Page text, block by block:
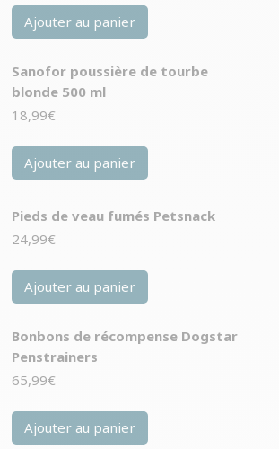
Ajouter au panier
Sanofor poussière de tourbe
blonde 500 ml
18,99€
Ajouter au panier
Pieds de veau fumés Petsnack
24,99€
Ajouter au panier
Bonbons de récompense Dogstar
Penstrainers
65,99€
Ajouter au panier